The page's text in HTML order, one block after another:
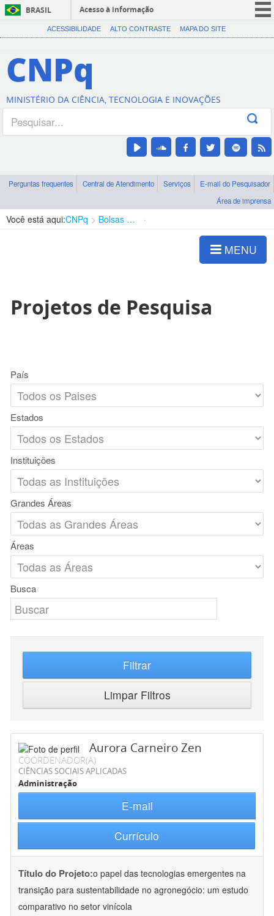
BRASIL
Acesso à informação
CORONAVÍRUS (COVID-19)
Canais
ACESSIBILIDADE ALTO CONTRASTE MAPA DO SITE
CNPq
MINISTÉRIO DA CIÊNCIA, TECNOLOGIA E INOVAÇÕES
Perguntas frequentes Central de Atendimento Serviços
E-mail do Pesquisador
Área de imprensa
Você está aqui:CNPq Bolsas e Auxílios Vigentes
MENU
Projetos de Pesquisa
País
Estados
Instituições
Grandes Áreas
Áreas
Busca
Filtrar
Limpar Filtros
Aurora Carneiro Zen
COORDENADOR(A)
CIÊNCIAS SOCIAIS APLICADAS
Administração
E-mail
Currículo
Título do Projeto:o papel das tecnologias emergentes na
transição para sustentabilidade no agronegócio: um estudo
comparativo no setor vinícola